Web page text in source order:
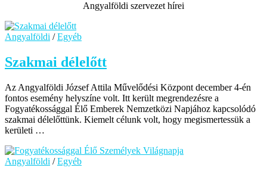
Angyalföldi szervezet hírei
Angyalföldi /Egyéb
Szakmai délelőtt
Az Angyalföldi József Attila Művelődési Központ december 4-én
fontos esemény helyszíne volt. Itt került megrendezésre a
Fogyatékossággal Élő Emberek Nemzetközi Napjához kapcsolódó
szakmai délelőttünk. Kiemelt célunk volt, hogy megismertessük a
kerületi …
Angyalföldi /Egyéb